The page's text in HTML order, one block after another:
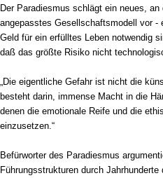
Der Paradiesmus schlägt ein neues,
angepasstes Gesellschaftsmodell vor -
Geld für ein erfülltes Leben notwendig
daß das größte Risiko nicht
„Die eigentliche Gefahr ist nicht die
besteht darin, immense Macht in die
denen die emotionale Reife und die
einzusetzen.“
Befürworter des Paradiesmus
Führungsstrukturen durch